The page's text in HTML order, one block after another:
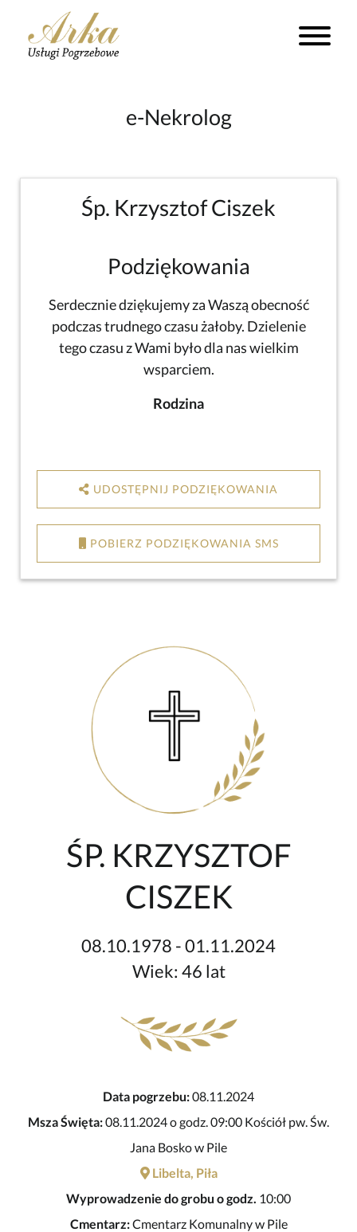
e-Nekrolog
Śp. Krzysztof Ciszek
Podziękowania
Serdecznie dziękujemy za Waszą obecność
podczas trudnego czasu żałoby. Dzielenie
tego czasu z Wami było dla nas wielkim
wsparciem.
Rodzina
UDOSTĘPNIJ PODZIĘKOWANIA
POBIERZ PODZIĘKOWANIA SMS
ŚP. KRZYSZTOF
CISZEK
08.10.1978 - 01.11.2024
Wiek: 46 lat
Data pogrzebu:08.11.2024
Msza Święta:08.11.2024 o godz. 09:00 Kościół pw. Św.
Jana Bosko w Pile
Libelta, Piła
Wyprowadzenie do grobu o godz. 10:00
Cmentarz:Cmentarz Komunalny w Pile